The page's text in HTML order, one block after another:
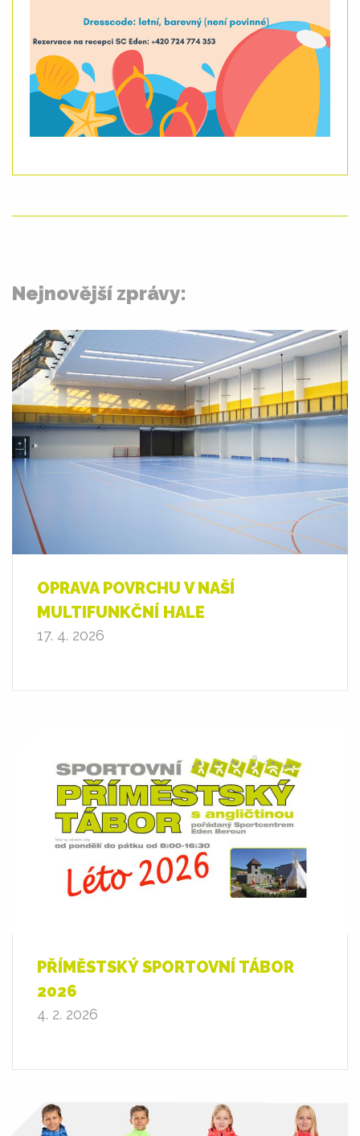
Nejnovější zprávy:
OPRAVA POVRCHU V NAŠÍ
MULTIFUNKČNÍ HALE
17. 4. 2026
PŘÍMĚSTSKÝ SPORTOVNÍ TÁBOR
2026
4. 2. 2026